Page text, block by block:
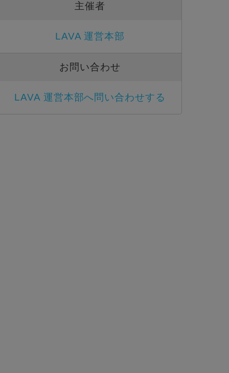
主催者
LAVA 運営本部
お問い合わせ
LAVA 運営本部へ問い合わせする